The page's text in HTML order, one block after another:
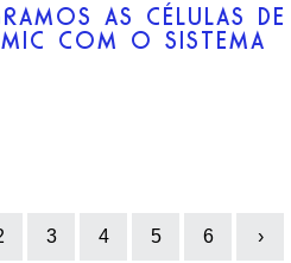
AS CÉLULAS DE
COM O SISTEMA
3 4 5 6
Next
›